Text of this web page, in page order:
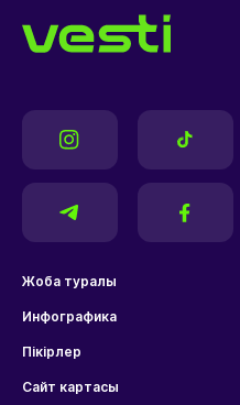
Жоба туралы
Инфографика
Пікірлер
Сайт картасы